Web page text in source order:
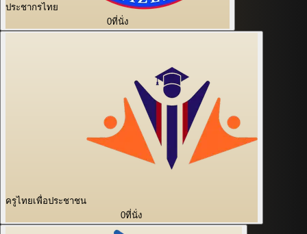
ประชากรไทย
0ที่นั่ง
ครูไทยเพื่อประชาชน
0ที่นั่ง